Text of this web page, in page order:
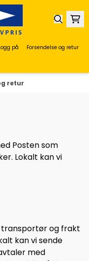
på Forsendelse og retur
retur
Posten som
Lokalt kan vi
transportør og frakt
kan vi sende
med